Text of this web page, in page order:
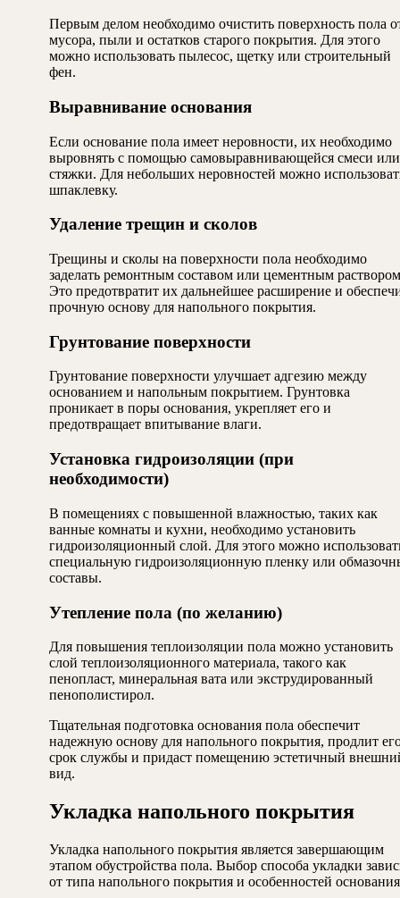
Первым делом необходимо очистить поверхность пола
мусора, пыли и остатков старого покрытия. Для этого
можно использовать пылесос, щетку или строительный
фен.
Выравнивание основания
Если основание пола имеет неровности, их необходимо
выровнять с помощью самовыравнивающейся смеси или
стяжки. Для небольших неровностей можно
шпаклевку.
Удаление трещин и сколов
Трещины и сколы на поверхности пола необходимо
заделать ремонтным составом или цементным
Это предотвратит их дальнейшее расширение и
прочную основу для напольного покрытия.
Грунтование поверхности
Грунтование поверхности улучшает адгезию между
основанием и напольным покрытием. Грунтовка
проникает в поры основания, укрепляет его и
предотвращает впитывание влаги.
Установка гидроизоляции (при
необходимости)
В помещениях с повышенной влажностью, таких как
ванные комнаты и кухни, необходимо установить
гидроизоляционный слой. Для этого можно
специальную гидроизоляционную пленку или
составы.
Утепление пола (по желанию)
Для повышения теплоизоляции пола можно установить
слой теплоизоляционного материала, такого как
пенопласт, минеральная вата или экструдированный
пенополистирол.
Тщательная подготовка основания пола обеспечит
надежную основу для напольного покрытия, продлит
срок службы и придаст помещению эстетичный
вид.
Укладка напольного покрытия
Укладка напольного покрытия является завершающим
этапом обустройства пола. Выбор способа укладки
от типа напольного покрытия и особенностей